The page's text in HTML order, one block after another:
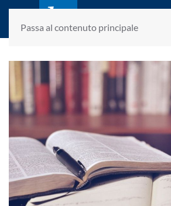
Passa al contenuto principale
fondato da Romano